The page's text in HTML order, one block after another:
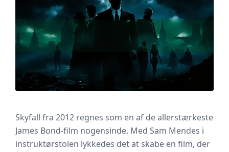
Skyfall fra 2012 regnes som en af de allerstærkeste
James Bond-film nogensinde. Med Sam Mendes i
instruktørstolen lykkedes det at skabe en film, der